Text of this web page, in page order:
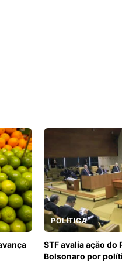
POLÍTICA
STF avalia ação do
Bolsonaro por